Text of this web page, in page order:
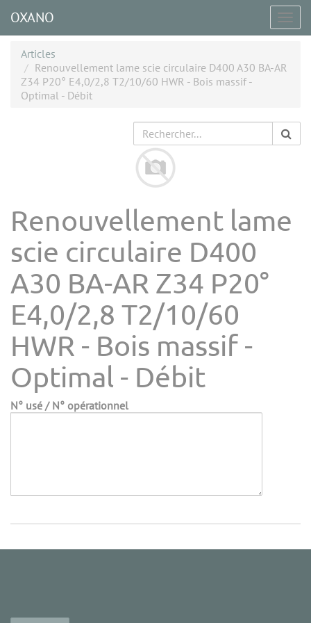
OXANO
Articles
Renouvellement lame scie circulaire D400 A30 BA-AR
Z34 P20° E4,0/2,8 T2/10/60 HWR - Bois massif -
Optimal - Débit
Renouvellement lame
scie circulaire D400
A30 BA-AR Z34 P20°
E4,0/2,8 T2/10/60
HWR - Bois massif -
Optimal - Débit
N° usé / N° opérationnel